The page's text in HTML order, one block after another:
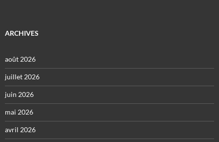
ARCHIVES
août 2026
juillet 2026
juin 2026
mai 2026
avril 2026